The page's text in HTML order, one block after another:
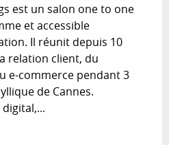
est un salon one to one
et accessible
Il réunit depuis 10
relation client, du
e-commerce pendant 3
de Cannes.